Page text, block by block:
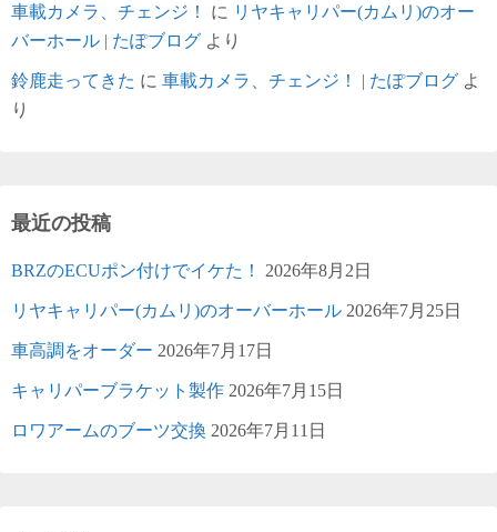
車載カメラ、チェンジ！ に リヤキャリパー(カムリ)のオー
バーホール | たぽブログ より
鈴鹿走ってきた に 車載カメラ、チェンジ！ | たぽブログ よ
り
最近の投稿
BRZのECUポン付けでイケた！ 2026年8月2日
リヤキャリパー(カムリ)のオーバーホール 2026年7月25日
車高調をオーダー 2026年7月17日
キャリパーブラケット製作 2026年7月15日
ロワアームのブーツ交換 2026年7月11日